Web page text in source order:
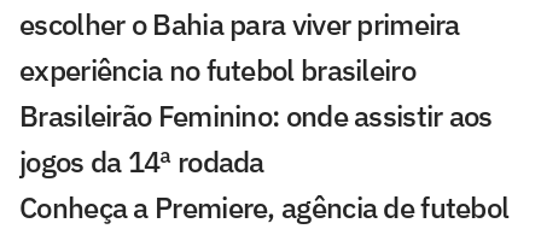
escolher o Bahia para viver primeira
experiência no futebol brasileiro
Brasileirão Feminino: onde assistir aos
jogos da 14ª rodada
Conheça a Premiere, agência de futebol